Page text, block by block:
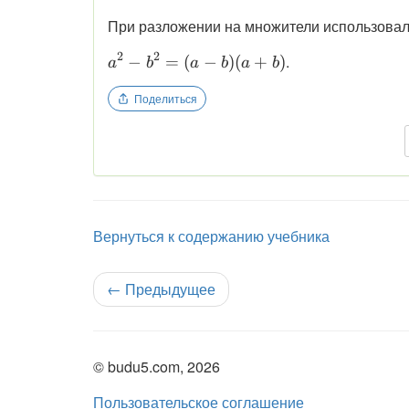
При разложении на множители
\displaystyle
a^2 - b^2 =
(a-b)(a+b)
a2 − b2 = (a − b)(a + b).
Поделиться
Вернуться к содержанию учебника
← Предыдущее
© budu5.com, 2026
Пользовательское соглашение